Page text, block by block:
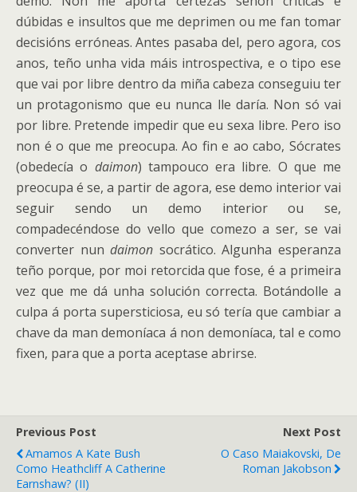
dúbidas e insultos que me deprimen ou me fan tomar
decisións erróneas. Antes pasaba del, pero agora, cos
anos, teño unha vida máis introspectiva, e o tipo ese
que vai por libre dentro da miña cabeza conseguiu ter
un protagonismo que eu nunca lle daría. Non só vai
por libre. Pretende impedir que eu sexa libre. Pero iso
non é o que me preocupa. Ao fin e ao cabo, Sócrates
(obedecía o daimon) tampouco era libre. O que me
preocupa é se, a partir de agora, ese demo interior vai
seguir sendo un demo interior ou se,
compadecéndose do vello que comezo a ser, se vai
converter nundaimon socrático. Algunha esperanza
teño porque, por moi retorcida que fose, é a primeira
vez que me dá unha solución correcta. Botándolle a
culpa á porta supersticiosa, eu só tería que cambiar a
chave da man demoníaca á non demoníaca, tal e como
fixen, para que a porta aceptase abrirse.
Previous Post
Amamos A Kate Bush
Como Heathcliff A Catherine
Earnshaw? (II)
Next Post
O Caso Maiakovski, De
Roman Jakobson